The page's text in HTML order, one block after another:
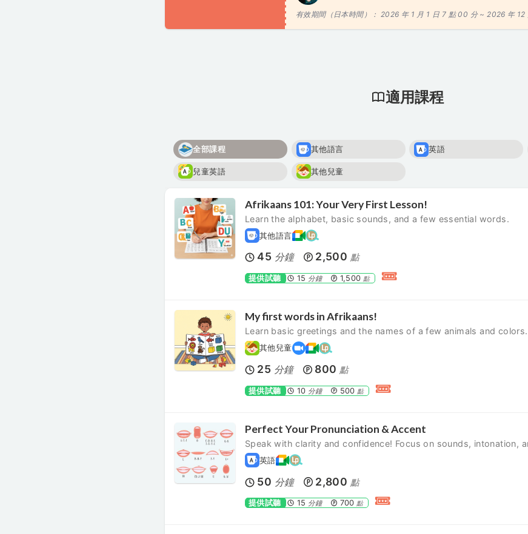
有效期間（日本時間）： 2026 年 1 月 1 日 7 點 00 分 ~2026 年 12
適用課程
全部課程 其他語言 英語
兒童英語 其他兒童
Afrikaans 101: Your Very First Lesson!
Learn the alphabet, basic sounds, and a few essential words.
其他語言
45 分鐘 2,500 點
提供試聽 15 分鐘 1,500 點
My first words in Afrikaans!
Learn basic greetings and the names of a few animals and colors.
其他兒童
25 分鐘 800 點
提供試聽 10 分鐘 500 點
Perfect Your Pronunciation & Accent
Speak with clarity and confidence! Focus on sounds, intonation,
英語
50 分鐘 2,800 點
提供試聽 15 分鐘 700 點